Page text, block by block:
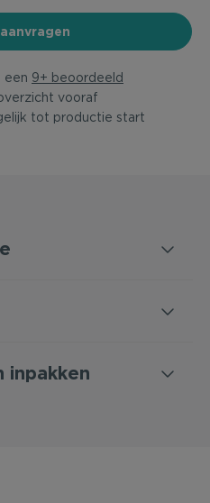
een 9+ beoordeeld
vooraf
tot productie start
inpakken